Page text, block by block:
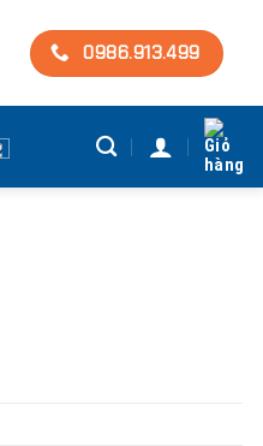
0986.913.499